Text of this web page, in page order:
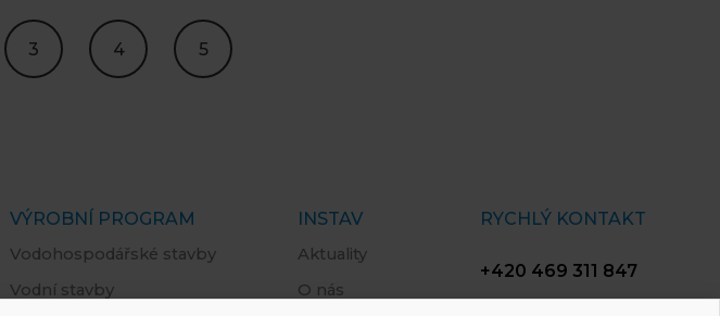
3 4 5
VÝROBNÍ PROGRAM
Vodohospodářské stavby
Vodní stavby
INSTAV
Aktuality
O nás
RYCHLÝ KONTAKT
+420 469 311 847
info@instav.cz